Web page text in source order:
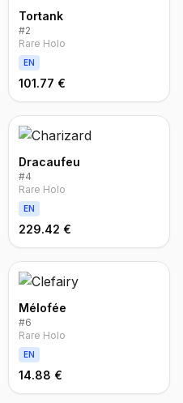
Tortank
#2
Rare Holo
EN
101.77 €
Dracaufeu
#4
Rare Holo
EN
229.42 €
Mélofée
#6
Rare Holo
EN
14.88 €